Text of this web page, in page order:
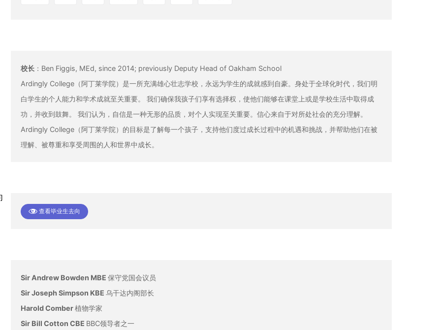
校长 ： Ben Figgis, MEd, since 2014; previously Deputy Head of Oakham School
Ardingly College（阿丁莱学院）是一所充满雄心壮志学校，永远为学生的成就感到自豪。身处于全球化时代，我们明
白学生的个人能力和学术成就至关重要。 我们确保我孩子们享有选择权，使他们能够在课堂上或是学校生活中取得成
功，并收到鼓舞。 我们认为，自信是一种无形的品质，对个人实现至关重要。信心来自于对所处社会的充分理解。
Ardingly College（阿丁莱学院）的目标是了解每一个孩子，支持他们度过成长过程中的机遇和挑战，并帮助他们在被
理解、被尊重和享受周围的人和世界中成长。
查看毕业生去向
Sir Andrew Bowden MBE 保守党国会议员
Sir Joseph Simpson KBE 乌干达内阁部长
Harold Comber植物学家
Sir Bill Cotton CBE BBC领导者之一